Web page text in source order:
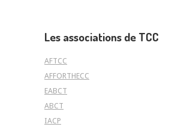
Les associations de TCC
AFTCC
AFFORTHECC
EABCT
ABCT
IACP